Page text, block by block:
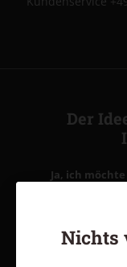
Der
Ja, ich
und
Ich bin
Nichts